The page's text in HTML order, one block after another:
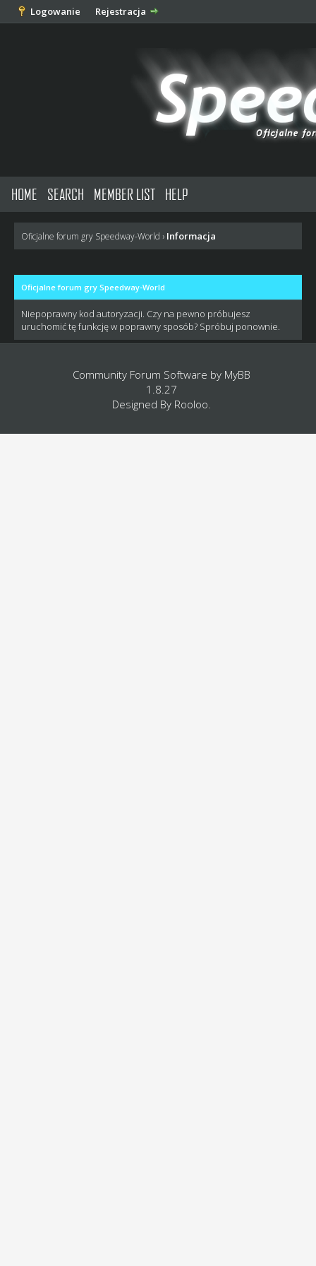
Logowanie Rejestracja
HOME SEARCH MEMBER LIST HELP
Oficjalne forum gry Speedway-World › Informacja
Oficjalne forum gry Speedway-World
Niepoprawny kod autoryzacji. Czy na pewno próbujesz
uruchomić tę funkcję w poprawny sposób? Spróbuj ponownie.
Community Forum Software by MyBB
1.8.27
Designed By Rooloo.